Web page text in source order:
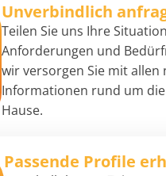
Unverbindlich
Teilen Sie uns Ihre
Anforderungen und
wir versorgen Sie mit allen
Informationen rund um
Hause.
Passende Profile